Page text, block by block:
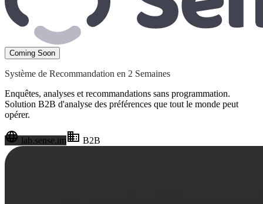
Coming Soon
Système de Recommandation en 2 Semaines
Enquêtes, analyses et recommandations sans programmation.
Solution B2B d'analyse des préférences que tout le monde peut
opérer.
language lab.sense.im business B2B